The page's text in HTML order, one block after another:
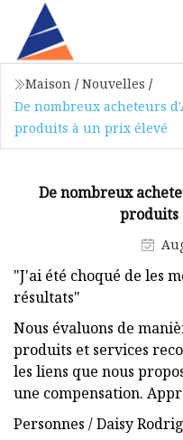
Maison / Nouvelles /
De nombreux acheteurs
produits à un prix élevé
De nombreux
produits
"J'ai été choqué de les
résultats"
Nous évaluons de
produits et services
les liens que nous
une compensation.
Personnes / Daisy